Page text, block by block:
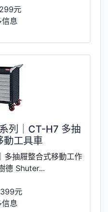
元
信息
列｜CT-H7 多抽
動工具車
多抽屜整合式移動工作
德 Shuter...
元
信息